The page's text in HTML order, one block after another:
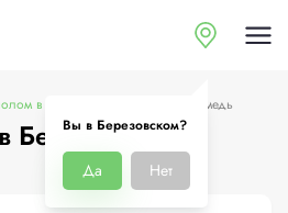
Вы в Березовском?
Да Нет
в Березовском Цены на медь
Березовском